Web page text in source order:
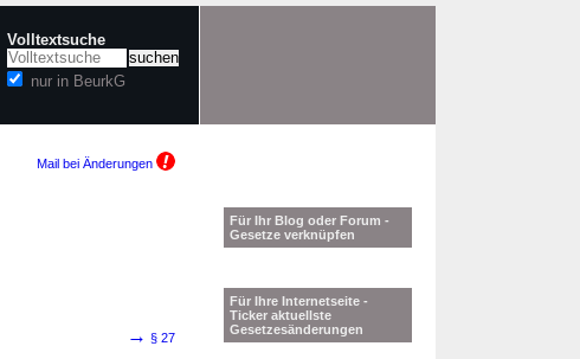
Volltextsuche
nur in BeurkG
Mail bei Änderungen
→ § 27
Für Ihr Blog oder Forum -
Gesetze verknüpfen
Für Ihre Internetseite -
Ticker aktuellste
Gesetzesänderungen